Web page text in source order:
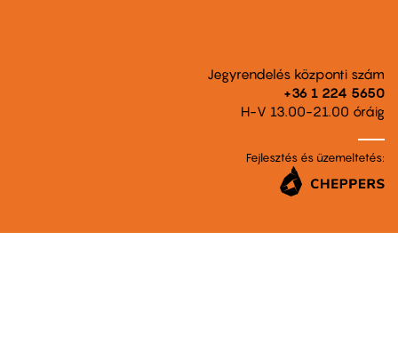
Jegyrendelés központi szám
+36 1 224 5650
H-V 13.00-21.00 óráig
Fejlesztés és üzemeltetés: